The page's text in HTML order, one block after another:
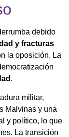
debido
y fracturas
la oposición. La
.
militar,
Malvinas y una
y político, lo que
La transición